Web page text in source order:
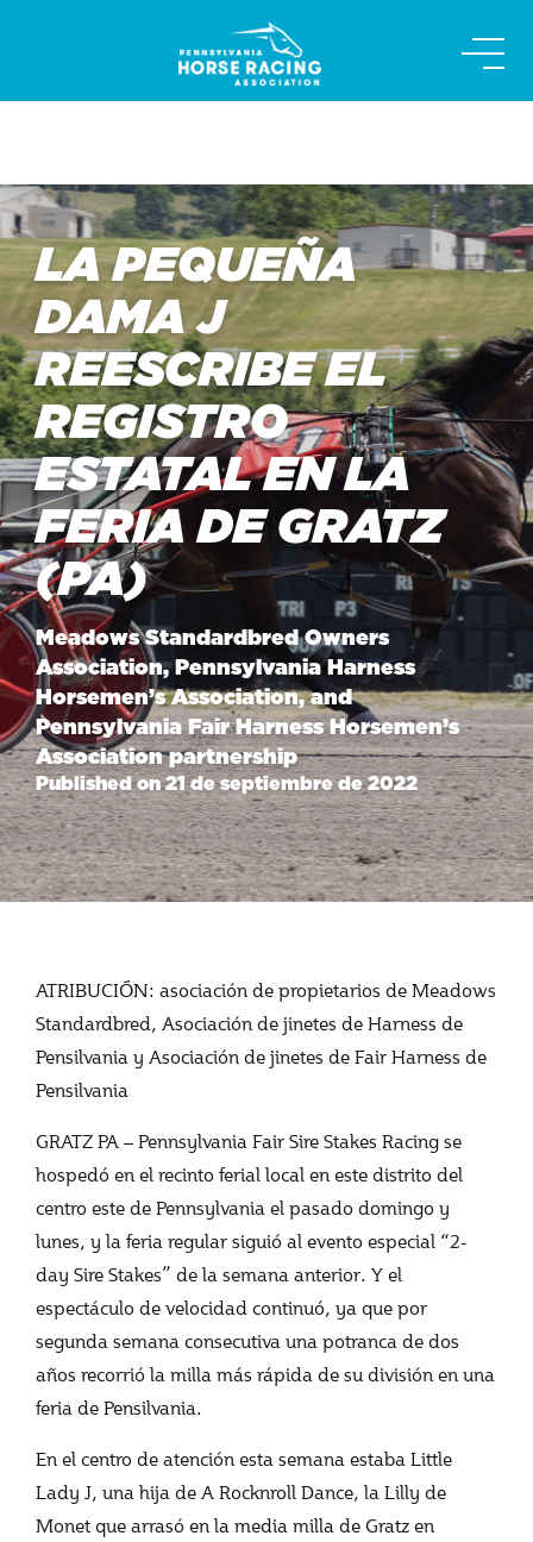
LA PEQUEÑA
DAMA J
REESCRIBE EL
REGISTRO
ESTATAL EN LA
FERIA DE GRATZ
(PA)
Meadows Standardbred Owners
Association, Pennsylvania Harness
Horsemen’s Association, and
Pennsylvania Fair Harness Horsemen’s
Association partnership
Published on 21 de septiembre de 2022
ATRIBUCIÓN: asociación de propietarios de Meadows
Standardbred, Asociación de jinetes de Harness de
Pensilvania y Asociación de jinetes de Fair Harness de
Pensilvania
GRATZ PA – Pennsylvania Fair Sire Stakes Racing se
hospedó en el recinto ferial local en este distrito del
centro este de Pennsylvania el pasado domingo y
lunes, y la feria regular siguió al evento especial “2-
day Sire Stakes” de la semana anterior. Y el
espectáculo de velocidad continuó, ya que por
segunda semana consecutiva una potranca de dos
años recorrió la milla más rápida de su división en una
feria de Pensilvania.
En el centro de atención esta semana estaba Little
Lady J, una hija de A Rocknroll Dance, la Lilly de
Monet que arrasó en la media milla de Gratz en